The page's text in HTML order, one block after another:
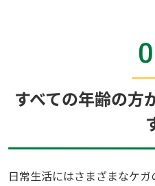
すべての年齢の方
日常生活にはさまざまなケ